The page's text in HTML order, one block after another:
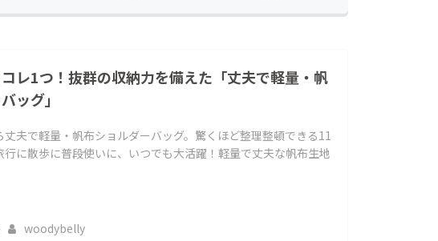
レ1つ！抜群の収納力を備えた「丈夫で軽量・帆
ッグ」
丈夫で軽量・帆布ショルダーバッグ。驚くほど整理整頓できる11
行に散歩に普段使いに、いつでも大活躍！軽量で丈夫な帆布生地
woodybelly